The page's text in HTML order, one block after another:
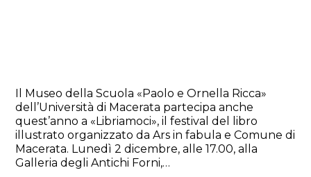
Il Museo della Scuola «Paolo e Ornella Ricca»
dell’Università di Macerata partecipa anche
quest’anno a «Libriamoci», il festival del libro
illustrato organizzato da Ars in fabula e Comune di
Macerata. Lunedì 2 dicembre, alle 17.00, alla
Galleria degli Antichi Forni,…